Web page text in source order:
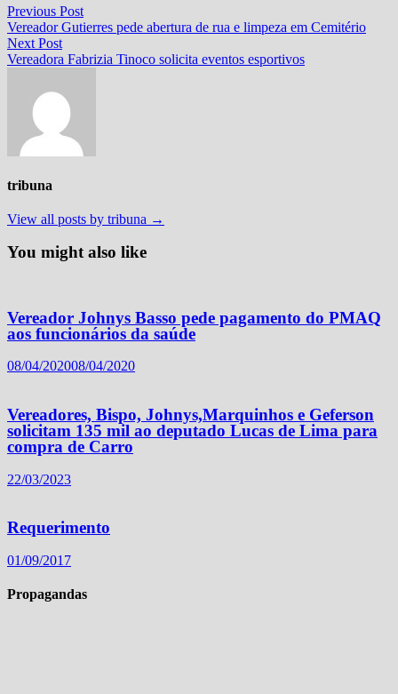
Navegação
de
Post
Previous PostPrevious
post:
Vereador Gutierres pede abertura de rua e limpeza em Cemitério
Next PostNext
post:
Vereadora Fabrizia Tinoco solicita eventos esportivos
tribuna
View all posts by tribuna →
You might also like
Vereador Johnys Basso pede pagamento do PMAQ
aos funcionários da saúde
08/04/202008/04/2020
Vereadores, Bispo, Johnys,Marquinhos e Geferson
solicitam 135 mil ao deputado Lucas de Lima para
compra de Carro
22/03/2023
Requerimento
01/09/2017
Propagandas